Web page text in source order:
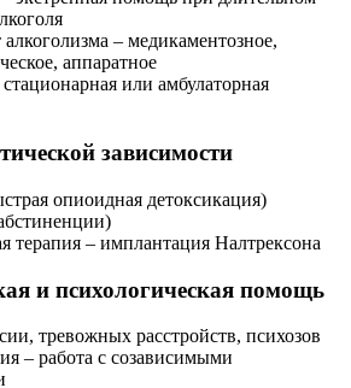
– медикаментозное,
аппаратное
или амбулаторная
зависимости
опиоидная детоксикация)
терапия – имплантация Налтрексона
и психологическая помощь
тревожных расстройств, психозов
– работа с созависимыми